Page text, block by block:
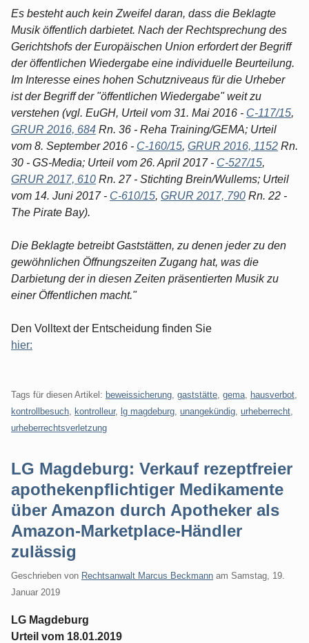
Es besteht auch kein Zweifel daran, dass die Beklagte
Musik öffentlich darbietet. Nach der Rechtsprechung des
Gerichtshofs der Europäischen Union erfordert der Begriff
der öffentlichen Wiedergabe eine individuelle Beurteilung.
Im Interesse eines hohen Schutzniveaus für die Urheber
ist der Begriff der "öffentlichen Wiedergabe" weit zu
verstehen (vgl. EuGH, Urteil vom 31. Mai 2016 - C-117/15,
GRUR 2016, 684 Rn. 36 - Reha Training/GEMA; Urteil
vom 8. September 2016 - C-160/15, GRUR 2016, 1152 Rn.
30 - GS-Media; Urteil vom 26. April 2017 - C-527/15,
GRUR 2017, 610 Rn. 27 - Stichting Brein/Wullems; Urteil
vom 14. Juni 2017 - C-610/15, GRUR 2017, 790 Rn. 22 -
The Pirate Bay).
Die Beklagte betreibt Gaststätten, zu denen jeder zu den
gewöhnlichen Öffnungszeiten Zugang hat, was die
Darbietung der in diesen Zeiten präsentierten Musik zu
einer Öffentlichen macht."
Den Volltext der Entscheidung finden Sie
hier:
Tags für diesen Artikel: beweissicherung gaststätte gema hausverbot
kontrollbesuch
kontrolleur, lg magdeburg unangekündig urheberrecht
urheberrechtsverletzung
LG Magdeburg: Verkauf rezeptfreier
apothekenpflichtiger Medikamente
über Amazon durch Apotheker als
Amazon-Marketplace-Händler
zulässig
Geschrieben von Rechtsanwalt Marcus Beckmann am Samstag, 19.
Januar 2019
LG Magdeburg
Urteil vom 18.01.2019